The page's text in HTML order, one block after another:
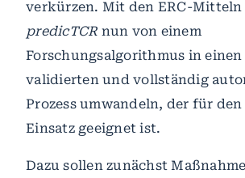
verkürzen. Mit den ERC-
predicTCR nun von einem
Forschungsalgorithmus in
validierten und vollständig
Prozess umwandeln, der für
Einsatz geeignet ist.
Dazu sollen zunächst